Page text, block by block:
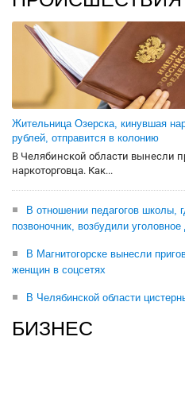
Жительница Озерска, кинувшая
рублей, отправится в колонию
В Челябинской области вынесли
наркоторговца. Как...
В отношении педагогов школы,
позвоночник, возбудили
В Магнитогорске вынесли
женщин в соцсетях
В Челябинской области
БИЗНЕС